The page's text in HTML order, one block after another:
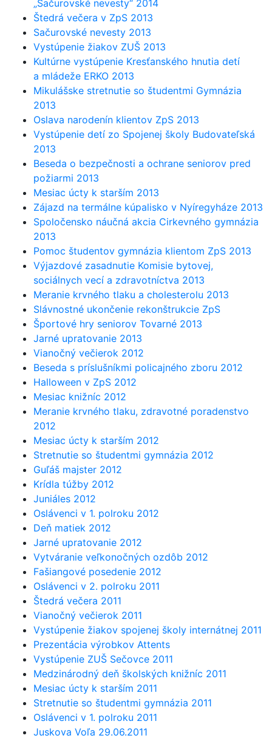
„Sačurovské nevesty“ 2014
Štedrá večera v ZpS 2013
Sačurovské nevesty 2013
Vystúpenie žiakov ZUŠ 2013
Kultúrne vystúpenie Kresťanského hnutia detí
a mládeže ERKO 2013
Mikulášske stretnutie so študentmi Gymnázia
2013
Oslava narodenín klientov ZpS 2013
Vystúpenie detí zo Spojenej školy Budovateľská
2013
Beseda o bezpečnosti a ochrane seniorov pred
požiarmi 2013
Mesiac úcty k starším 2013
Zájazd na termálne kúpalisko v Nyíregyháze 2013
Spoločensko náučná akcia Cirkevného gymnázia
2013
Pomoc študentov gymnázia klientom ZpS 2013
Výjazdové zasadnutie Komisie bytovej,
sociálnych vecí a zdravotníctva 2013
Meranie krvného tlaku a cholesterolu 2013
Slávnostné ukončenie rekonštrukcie ZpS
Športové hry seniorov Tovarné 2013
Jarné upratovanie 2013
Vianočný večierok 2012
Beseda s príslušníkmi policajného zboru 2012
Halloween v ZpS 2012
Mesiac knižníc 2012
Meranie krvného tlaku, zdravotné poradenstvo
2012
Mesiac úcty k starším 2012
Stretnutie so študentmi gymnázia 2012
Guľáš majster 2012
Krídla túžby 2012
Juniáles 2012
Oslávenci v 1. polroku 2012
Deň matiek 2012
Jarné upratovanie 2012
Vytváranie veľkonočných ozdôb 2012
Fašiangové posedenie 2012
Oslávenci v 2. polroku 2011
Štedrá večera 2011
Vianočný večierok 2011
Vystúpenie žiakov spojenej školy internátnej 2011
Prezentácia výrobkov Attents
Vystúpenie ZUŠ Sečovce 2011
Medzinárodný deň školských knižníc 2011
Mesiac úcty k starším 2011
Stretnutie so študentmi gymnázia 2011
Oslávenci v 1. polroku 2011
Juskova Voľa 29.06.2011